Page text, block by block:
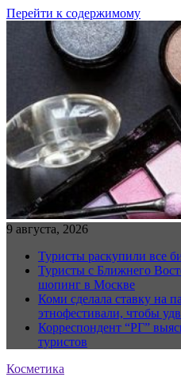
Перейти к содержимому
9 августа, 2026
Туристы раскупили все
Туристы с Ближнего
шопинг в Москве
Коми сделала ставку на
этнофестивали, чтобы
Корреспондент “РГ”
туристов
Косметика